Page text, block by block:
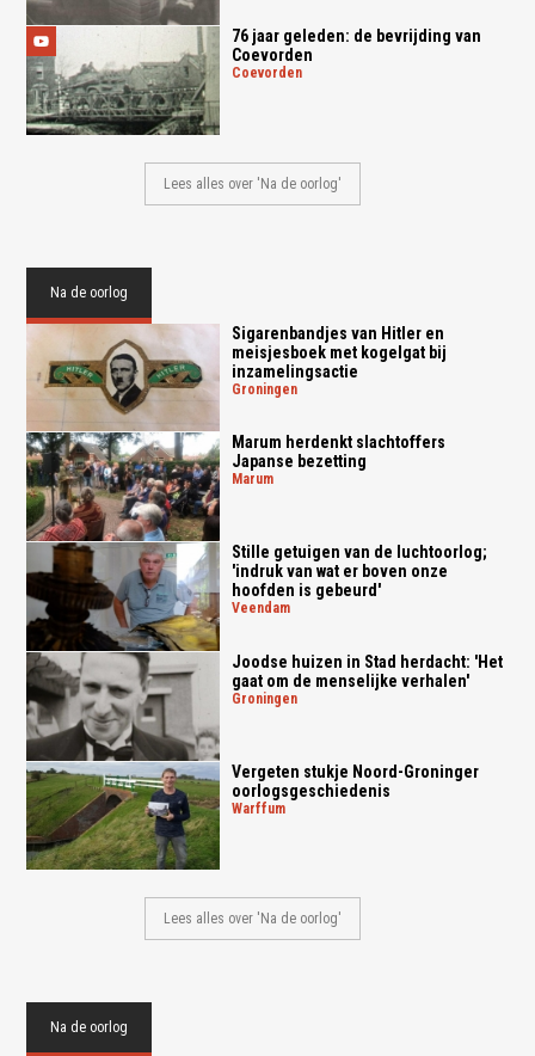
76 jaar geleden: de bevrijding van
Coevorden
coevorden
Lees alles over 'Na de oorlog'
Na de oorlog
Sigarenbandjes van Hitler en
meisjesboek met kogelgat bij
inzamelingsactie
groningen
Marum herdenkt slachtoffers
Japanse bezetting
marum
Stille getuigen van de luchtoorlog;
'indruk van wat er boven onze
hoofden is gebeurd'
veendam
Joodse huizen in Stad herdacht: 'Het
gaat om de menselijke verhalen'
groningen
Vergeten stukje Noord-Groninger
oorlogsgeschiedenis
warffum
Lees alles over 'Na de oorlog'
Na de oorlog